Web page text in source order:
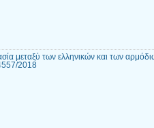
μεταξύ των ελληνικών και των
2018